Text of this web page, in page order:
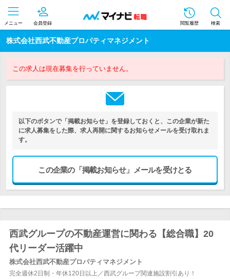
メニュー 会員登録 閲覧履歴 検索
株式会社西武不動産プロパティマネジメント
この求人は現在募集を行っていません。
以下のボタンで「掲載お知らせ」を登録しておくと、この企業が新た
に求人募集をした際、求人再開に関するお知らせメールを受け取れま
す。
この企業の「掲載お知らせ」メールを受けとる
西武グループの不動産運営に関わる【総合職】20
代リーダー活躍中
株式会社西武不動産プロパティマネジメント
完全週休2日制・年休120日以上／西武グループ関連施設割引あり！